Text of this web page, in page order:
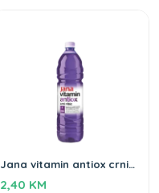
Jana vitamin antiox crni
2,40 KM